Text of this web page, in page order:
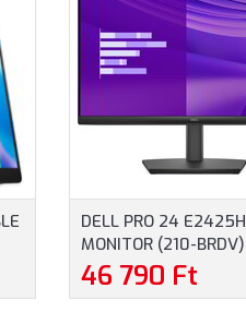
DELL PRO 24
MONITOR (210-
FULLHD (1920X1080),
1000:1, 250CD, 5MS,
46 790 Ft